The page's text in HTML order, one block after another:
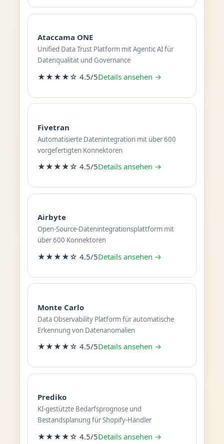
Ataccama ONE
Unified Data Trust Platform mit Agentic AI für
Datenqualität und Governance
★★★★☆ 4.5/5Details ansehen →
Fivetran
Automatisierte Datenintegration mit über 600
vorgefertigten Konnektoren
★★★★☆ 4.5/5Details ansehen →
Airbyte
Open-Source-Datenintegrationsplattform mit
über 600 Konnektoren
★★★★☆ 4.5/5Details ansehen →
Monte Carlo
Data Observability Platform für automatische
Erkennung von Datenanomalien
★★★★☆ 4.5/5Details ansehen →
Prediko
KI-gestützte Bedarfsprognose und
Bestandsplanung für Shopify-Händler
★★★★☆ 4.5/5Details ansehen →